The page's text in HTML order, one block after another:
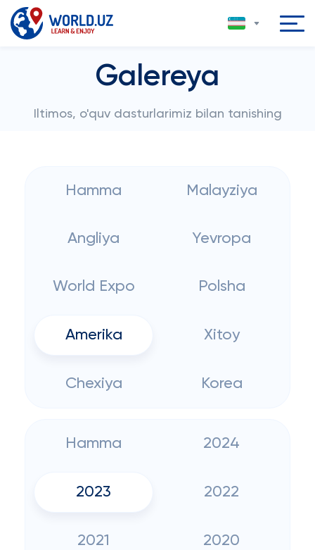
Galereya
Iltimos, o'quv dasturlarimiz bilan tanishing
Hamma Malayziya
Angliya Yevropa
World Expo Polsha
Amerika Xitoy
Chexiya Korea
Hamma 2024
2023 2022
2021 2020